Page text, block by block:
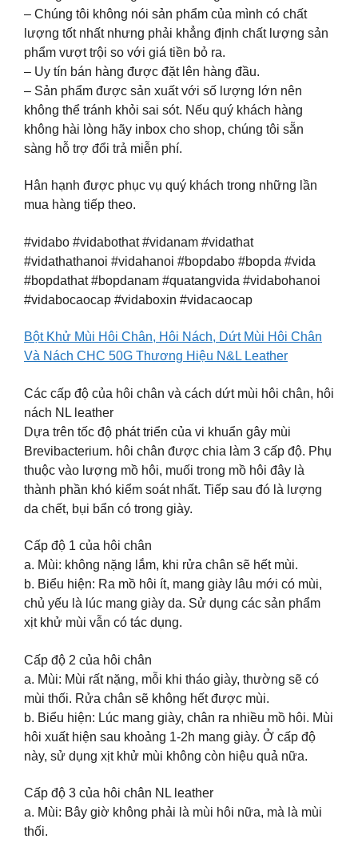
– Chúng tôi không nói sản phẩm của mình có chất
lượng tốt nhất nhưng phải khẳng định chất lượng sản
phẩm vượt trội so với giá tiền bỏ ra.
– Uy tín bán hàng được đặt lên hàng đầu.
– Sản phẩm được sản xuất với số lượng lớn nên
không thể tránh khỏi sai sót. Nếu quý khách hàng
không hài lòng hãy inbox cho shop, chúng tôi sẵn
sàng hỗ trợ đổi trả miễn phí.
Hân hạnh được phục vụ quý khách trong những lần
mua hàng tiếp theo.
#vidabo #vidabothat #vidanam #vidathat
#vidathathanoi #vidahanoi #bopdabo #bopda #vida
#bopdathat #bopdanam #quatangvida #vidabohanoi
#vidabocaocap #vidaboxin #vidacaocap
Bột Khử Mùi Hôi Chân, Hôi Nách, Dứt Mùi Hôi Chân
Và Nách CHC 50G Thương Hiệu N&L Leather
Các cấp độ của hôi chân và cách dứt mùi hôi chân, hôi
nách NL leather
Dựa trên tốc độ phát triển của vi khuẩn gây mùi
Brevibacterium. hôi chân được chia làm 3 cấp độ. Phụ
thuộc vào lượng mồ hôi, muối trong mồ hôi đây là
thành phần khó kiểm soát nhất. Tiếp sau đó là lượng
da chết, bụi bẩn có trong giày.
Cấp độ 1 của hôi chân
a. Mùi: không nặng lắm, khi rửa chân sẽ hết mùi.
b. Biểu hiện: Ra mồ hôi ít, mang giày lâu mới có mùi,
chủ yếu là lúc mang giày da. Sử dụng các sản phẩm
xịt khử mùi vẫn có tác dụng.
Cấp độ 2 của hôi chân
a. Mùi: Mùi rất nặng, mỗi khi tháo giày, thường sẽ có
mùi thối. Rửa chân sẽ không hết được mùi.
b. Biểu hiện: Lúc mang giày, chân ra nhiều mồ hôi. Mùi
hôi xuất hiện sau khoảng 1-2h mang giày. Ở cấp độ
này, sử dụng xịt khử mùi không còn hiệu quả nữa.
Cấp độ 3 của hôi chân NL leather
a. Mùi: Bây giờ không phải là mùi hôi nữa, mà là mùi
thối.